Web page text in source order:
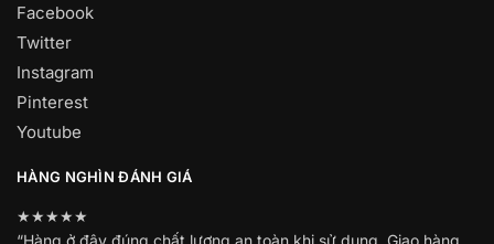
Facebook
Twitter
Instagram
Pinterest
Youtube
HÀNG NGHÌN ĐÁNH GIÁ
★★★★★
“Hàng ở đây đúng chất lượng an toàn khi sử dụng. Giao hàng